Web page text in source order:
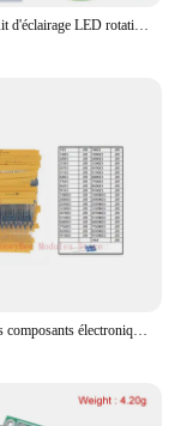
CD4017-Kit d'éclairage LED rotatif à commande vocale colorée, fabrication électronique, pièces de rechange pour laboratoire étudiant, bricolage
1818 pièces composants électroniques led pcb condensateur résistance T0-220 potentiomètres Thom063 triode 3296W électronique projets kit